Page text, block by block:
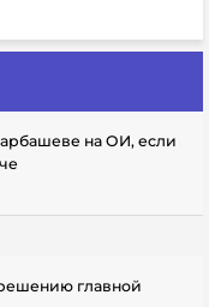
на ОИ, если
главной